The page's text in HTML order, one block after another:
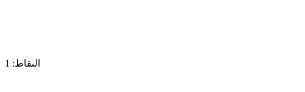
النقاط: 1